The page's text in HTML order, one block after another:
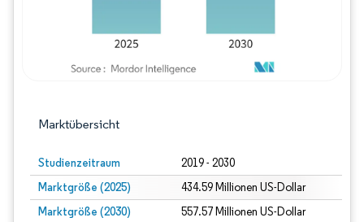
Marktübersicht
Studienzeitraum 2019 - 2030
Marktgröße (2025) 434.59 Millionen US-Dollar
Marktgröße (2030) 557.57 Millionen US-Dollar